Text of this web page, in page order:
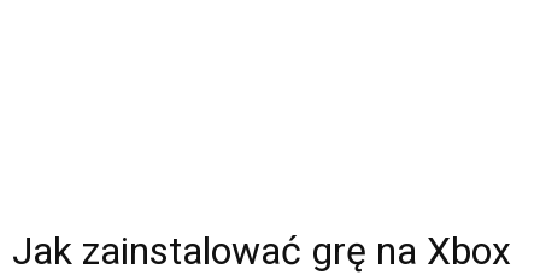
Jak zainstalować grę na Xbox